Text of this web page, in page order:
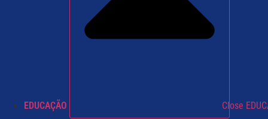
EDUCAÇÃO Close